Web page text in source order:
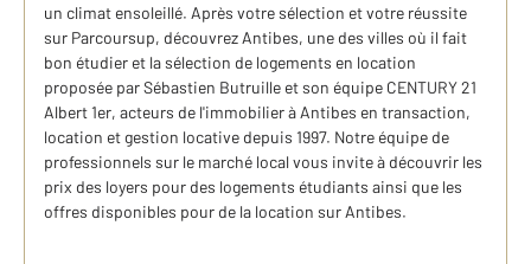
un climat ensoleillé. Après votre sélection et votre réussite
sur Parcoursup, découvrez Antibes, une des villes où il fait
bon étudier et la sélection de logements en location
proposée par Sébastien Butruille et son équipe CENTURY 21
Albert 1er, acteurs de l'immobilier à Antibes en transaction,
location et gestion locative depuis 1997. Notre équipe de
professionnels sur le marché local vous invite à découvrir les
prix des loyers pour des logements étudiants ainsi que les
offres disponibles pour de la location sur Antibes.